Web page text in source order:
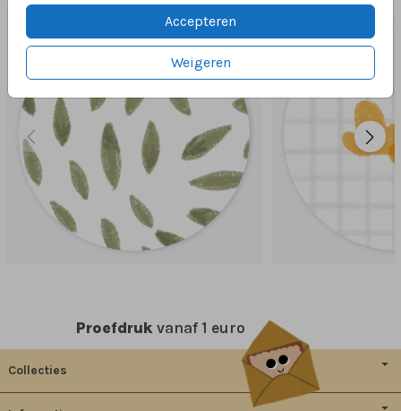
Accepteren
Weigeren
Proefdruk vanaf 1 euro
Collecties